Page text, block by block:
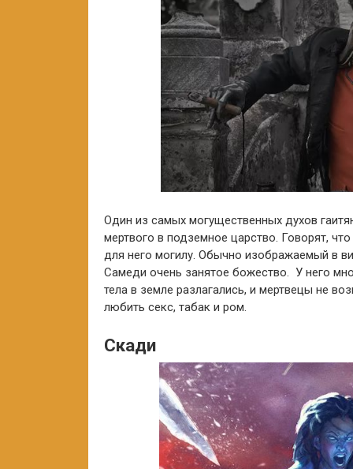
Один из самых могущественных духов
мертвого в подземное царство. Говорят,
для него могилу. Обычно изображаемый в
Самеди очень занятое божество. У него
тела в земле разлагались, и мертвецы не
любить секс, табак и ром.
Скади